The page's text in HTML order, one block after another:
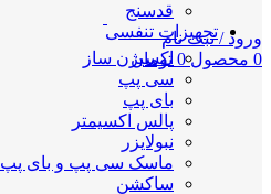
ورود / ثبت نام
0 محصول 0 تومان
قدسنج
تجهیزات تنفسی
اکسیژن ساز
سی پپ
بای پپ
پالس اکسیمتر
نبولایزر
ماسک سی پپ و بای پپ
ساکشن